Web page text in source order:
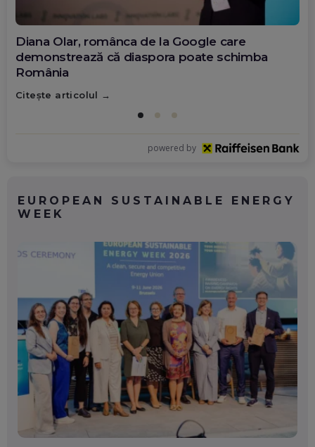
Diana Olar, românca de la Google care
demonstrează că diaspora poate schimba
România
Citește articolul
powered by
EUROPEAN SUSTAINABLE ENERGY
WEEK